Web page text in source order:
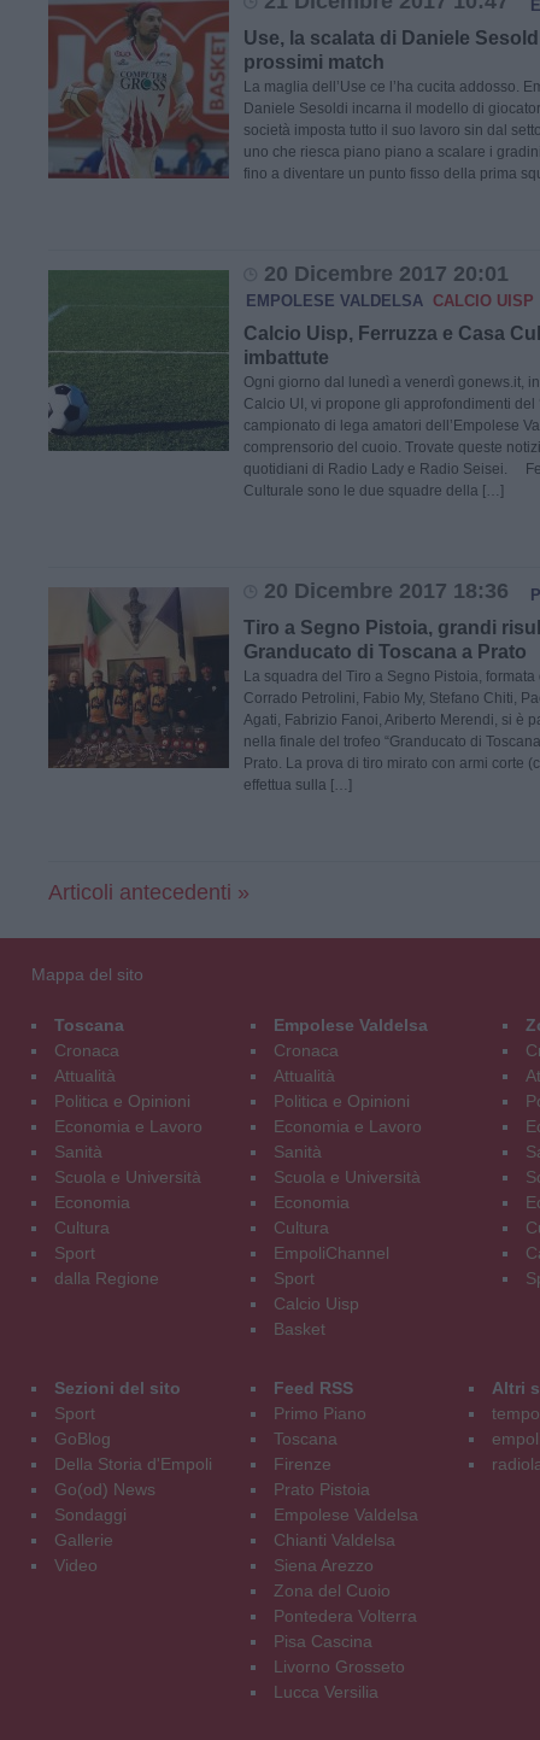
Use, la scalata di Daniele
prossimi match
La maglia dell’Use ce l’ha cucita addosso.
Daniele Sesoldi incarna il modello di
società imposta tutto il suo lavoro sin dal
uno che riesca piano piano a scalare i
fino a diventare un punto fisso della prima
20 Dicembre 2017 20:01
EMPOLESE VALDELSA CALCIO UISP
Calcio Uisp, Ferruzza e Casa
imbattute
Ogni giorno dal lunedì a venerdì gonews.it,
Calcio UI, vi propone gli approfondimenti del
campionato di lega amatori dell’Empolese
comprensorio del cuoio. Trovate queste
quotidiani di Radio Lady e Radio Seisei.
Culturale sono le due squadre della […]
20 Dicembre 2017 18:36
Tiro a Segno Pistoia, grandi
Granducato di Toscana a Prato
La squadra del Tiro a Segno Pistoia,
Corrado Petrolini, Fabio My, Stefano Chiti,
Agati, Fabrizio Fanoi, Ariberto Merendi, si è
nella finale del trofeo “Granducato di
Prato. La prova di tiro mirato con armi corte
effettua sulla […]
Articoli antecedenti »
Mappa del sito
Toscana
Cronaca
Attualità
Politica e Opinioni
Economia e Lavoro
Sanità
Scuola e Università
Economia
Cultura
Sport
dalla Regione
Empolese Valdelsa
Cronaca
Attualità
Politica e Opinioni
Economia e Lavoro
Sanità
Scuola e Università
Economia
Cultura
EmpoliChannel
Sport
Calcio Uisp
Basket
Sezioni del sito
Sport
GoBlog
Della Storia d'Empoli
Go(od) News
Sondaggi
Gallerie
Video
Feed RSS
Primo Piano
Toscana
Firenze
Prato Pistoia
Empolese Valdelsa
Chianti Valdelsa
Siena Arezzo
Zona del Cuoio
Pontedera Volterra
Pisa Cascina
Livorno Grosseto
Lucca Versilia
Altri